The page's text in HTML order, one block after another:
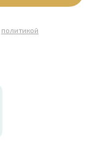
политикой